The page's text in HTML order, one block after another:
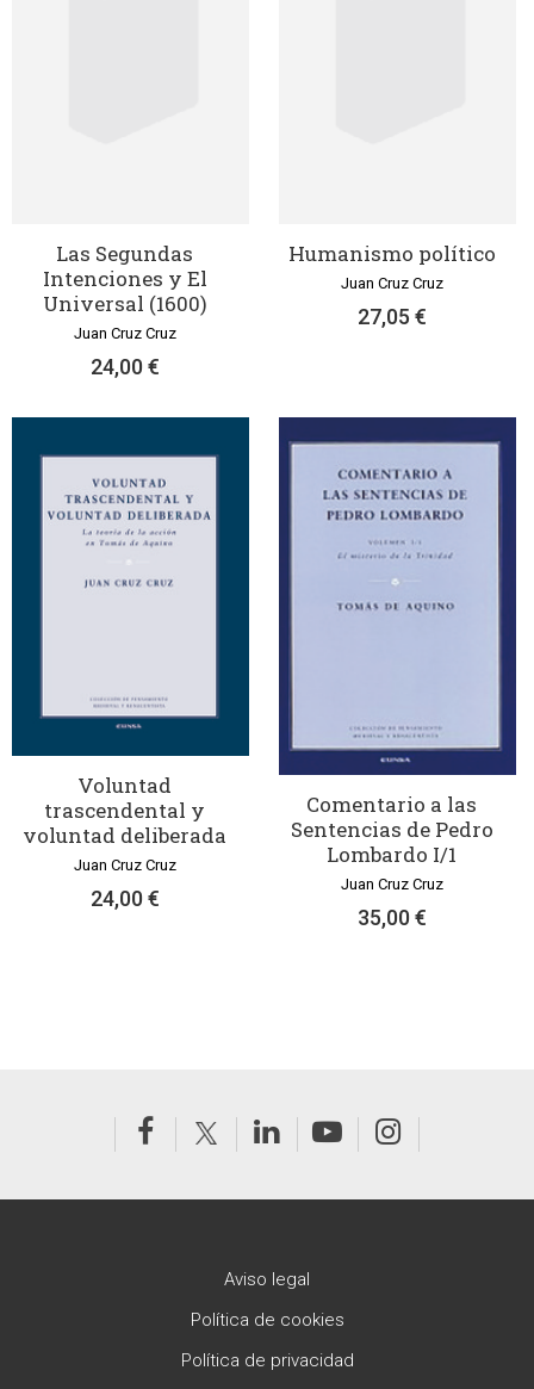
Las Segundas
Intenciones y El
Universal (1600)
Juan Cruz Cruz
24,00 €
Humanismo político
Juan Cruz Cruz
27,05 €
Voluntad
trascendental y
voluntad deliberada
Juan Cruz Cruz
24,00 €
Comentario a las
Sentencias de Pedro
Lombardo I/1
Juan Cruz Cruz
35,00 €
Aviso legal
Política de cookies
Política de privacidad